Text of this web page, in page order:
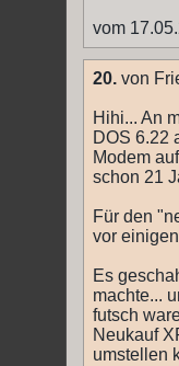
vom
20. von
Hihi... An
DOS 6.22
Modem
schon 21
Für den
vor
Es
machte...
futsch
Neukauf
umstellen